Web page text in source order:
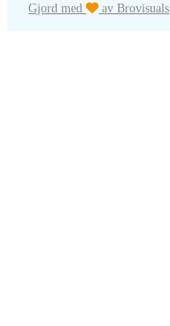
Gjord med av Brovisuals